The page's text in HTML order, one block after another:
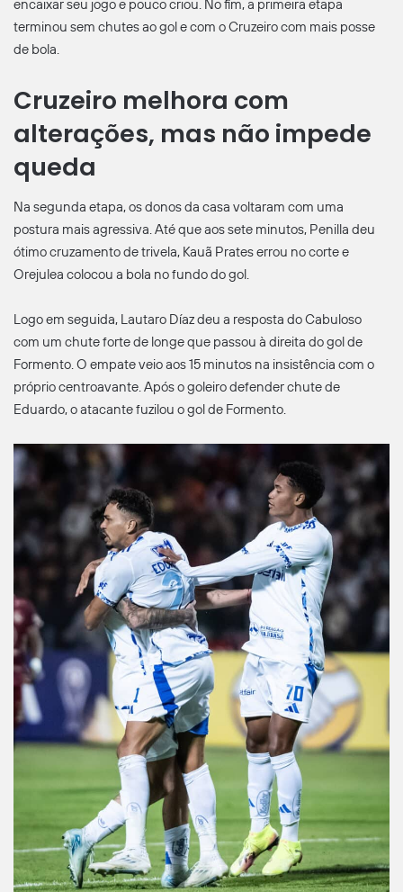
encaixar seu jogo e pouco criou. No fim, a primeira etapa
terminou sem chutes ao gol e com o Cruzeiro com mais posse
de bola.
Cruzeiro melhora com
alterações, mas não impede
queda
Na segunda etapa, os donos da casa voltaram com uma
postura mais agressiva. Até que aos sete minutos, Penilla deu
ótimo cruzamento de trivela, Kauã Prates errou no corte e
Orejulea colocou a bola no fundo do gol.
Logo em seguida, Lautaro Díaz deu a resposta do Cabuloso
com um chute forte de longe que passou à direita do gol de
Formento. O empate veio aos 15 minutos na insistência com o
próprio centroavante. Após o goleiro defender chute de
Eduardo, o atacante fuzilou o gol de Formento.